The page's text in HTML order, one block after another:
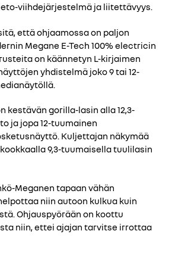
viihdejärjestelmä ja liitettävyys.
että ohjaamossa on paljon
Megane E-Tech 100% electricin
on käännetyn L-kirjaimen
yhdistelmä joko 9 tai 12-
kestävän gorilla-lasin alla 12,3-
ja jopa 12-tuumainen
Kuljettajan näkymää
9,3-tuumaisella tuulilasin
Meganen tapaan vähän
niin autoon kulkua kuin
Ohjauspyörään on koottu
niin, ettei ajajan tarvitse irrottaa